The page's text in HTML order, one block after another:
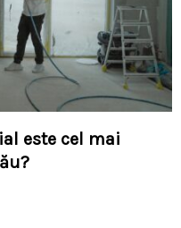
este cel mai